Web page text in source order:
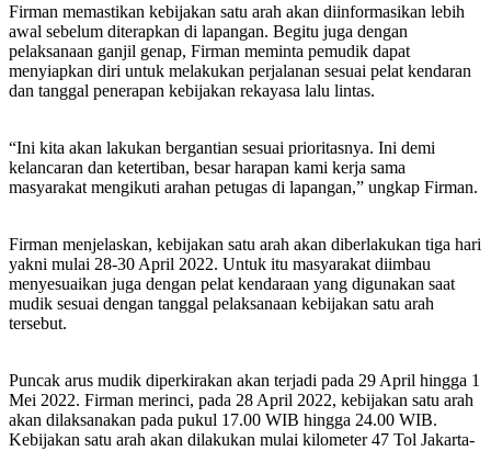
Firman memastikan kebijakan satu arah akan diinformasikan lebih
awal sebelum diterapkan di lapangan. Begitu juga dengan
pelaksanaan ganjil genap, Firman meminta pemudik dapat
menyiapkan diri untuk melakukan perjalanan sesuai pelat kendaran
dan tanggal penerapan kebijakan rekayasa lalu lintas.
“Ini kita akan lakukan bergantian sesuai prioritasnya. Ini demi
kelancaran dan ketertiban, besar harapan kami kerja sama
masyarakat mengikuti arahan petugas di lapangan,” ungkap Firman.
Firman menjelaskan, kebijakan satu arah akan diberlakukan tiga hari
yakni mulai 28-30 April 2022. Untuk itu masyarakat diimbau
menyesuaikan juga dengan pelat kendaraan yang digunakan saat
mudik sesuai dengan tanggal pelaksanaan kebijakan satu arah
tersebut.
Puncak arus mudik diperkirakan akan terjadi pada 29 April hingga 1
Mei 2022. Firman merinci, pada 28 April 2022, kebijakan satu arah
akan dilaksanakan pada pukul 17.00 WIB hingga 24.00 WIB.
Kebijakan satu arah akan dilakukan mulai kilometer 47 Tol Jakarta-